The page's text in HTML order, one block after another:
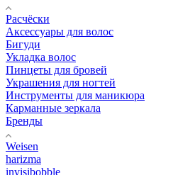
Расчёски
Аксессуары для волос
Бигуди
Укладка волос
Пинцеты для бровей
Украшения для ногтей
Инструменты для маникюра
Карманные зеркала
Бренды
Weisen
harizma
invisibobble